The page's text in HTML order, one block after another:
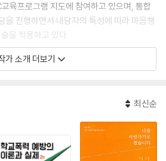
육프로그램 지도에 참여하고 있으며, 통합
을 진행하면서 내담자의 특성에 따라 마음챙
을 적용하고 있다.
가 소개 더보기
최신순